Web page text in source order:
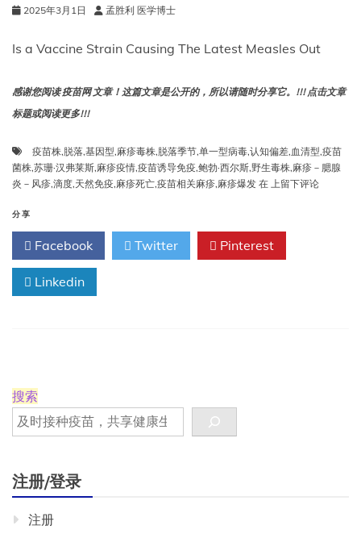
2025年3月1日 孟胜利 医学博士
Is a Vaccine Strain Causing The Latest Measles Out
感谢您阅读 疫苗网 文章！这篇文章是公开的，所以请随时分享它。!!! 点击文章
标题或阅读更多!!!
疫苗株,脱落,基因型,麻疹毒株,脱落季节,单一型病毒,认知偏差,血清型,疫苗
菌株,苏珊·汉弗莱斯,麻疹疫情,疫苗诱导免疫,鲍勃·西尔斯,野生毒株,麻疹－腮腺
炎－风疹,滴度,天然免疫,麻疹死亡,疫苗相关麻疹,麻疹爆发 在 疫
是
否
导
上留下评论
分享
Facebook Twitter Pinterest
Linkedin
搜索
注册/登录
注册